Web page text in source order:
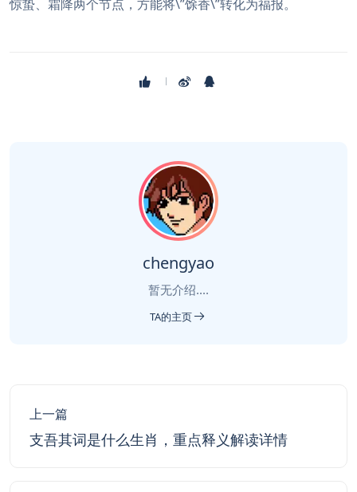
惊蛰、霜降两个节点，方能将\”馀香\”转化为福报。
chengyao
暂无介绍....
TA的主页
上一篇
支吾其词是什么生肖，重点释义解读详情